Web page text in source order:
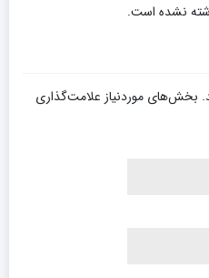
نشده است.
بخش‌های موردنیاز علامت‌گذاری